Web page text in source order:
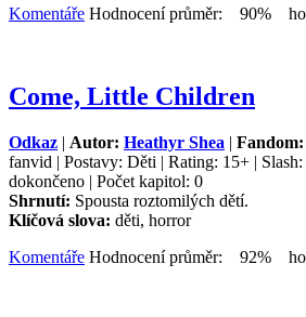
Komentáře Hodnocení průměr: 90%
Come, Little Children
Odkaz | Autor: Heathyr Shea |
fanvid | Postavy: Děti | Rating: 15+ |
dokončeno | Počet kapitol: 0
Shrnutí: Spousta roztomilých dětí.
Klíčová slova: děti, horror
Komentáře Hodnocení průměr: 92%